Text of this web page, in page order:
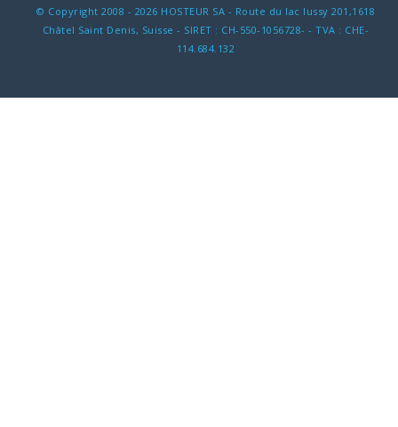
© Copyright 2008 - 2026 HOSTEUR SA - Route du lac lussy 201,1618
Châtel Saint Denis, Suisse - SIRET : CH-550-1056728- - TVA : CHE-
114.684.132